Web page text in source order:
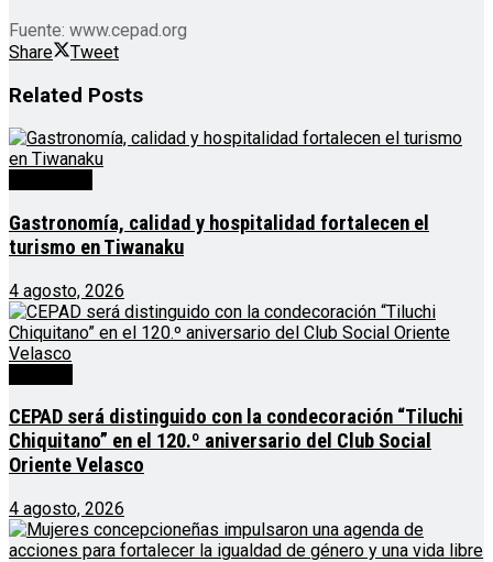
Fuente: www.cepad.org
Share
Tweet
Related Posts
Gastronomía, calidad y hospitalidad fortalecen el
turismo en Tiwanaku
4 agosto, 2026
CEPAD será distinguido con la condecoración “Tiluchi
Chiquitano” en el 120.º aniversario del Club Social
Oriente Velasco
4 agosto, 2026